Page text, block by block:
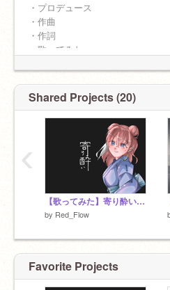
・プロデュース
・作曲
・作詞
・歌ってみた
地雷：許可なしタメ
呼び捨て
Shared Projects (20)
【歌ってみた】寄り酔い feat. Tsubaki
by Red_Flow
‹
Favorite Projects